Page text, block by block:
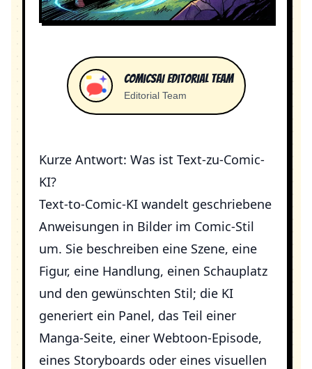
ComicsAI Editorial Team
Editorial Team
Kurze Antwort: Was ist Text-zu-Comic-
KI?
Text-to-Comic-KI wandelt geschriebene
Anweisungen in Bilder im Comic-Stil
um. Sie beschreiben eine Szene, eine
Figur, eine Handlung, einen Schauplatz
und den gewünschten Stil; die KI
generiert ein Panel, das Teil einer
Manga-Seite, einer Webtoon-Episode,
eines Storyboards oder eines visuellen